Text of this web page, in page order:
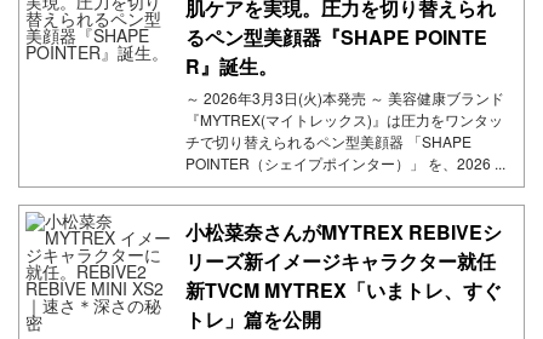
肌ケアを実現。圧力を切り替えられ
るペン型美顔器『SHAPE POINTE
R』誕生。
～ 2026年3月3日(火)本発売 ～ 美容健康ブランド
『MYTREX(マイトレックス)』は圧力をワンタッ
チで切り替えられるペン型美顔器 「SHAPE
POINTER（シェイプポインター）」 を、2026 ...
小松菜奈さんがMYTREX REBIVEシ
リーズ新イメージキャラクター就任
新TVCM MYTREX「いまトレ、すぐ
トレ」篇を公開